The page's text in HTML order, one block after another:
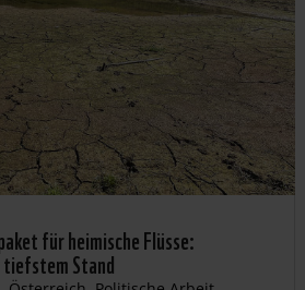
für heimische Flüsse:
tiefstem Stand